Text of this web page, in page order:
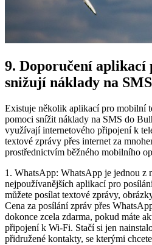
9. Doporučení aplikací
snižují náklady na
Existuje několik aplikací pro mobilní
pomoci snížit náklady na SMS do
využívají internetového připojení k
textové zprávy přes internet za
prostřednictvím běžného mobilního
1. WhatsApp: WhatsApp je jednou z
nejpoužívanějších aplikací pro
můžete posílat textové zprávy,
Cena za posílání zpráv přes
dokonce zcela zdarma, pokud máte
připojení k Wi-Fi. Stačí si jen
přidružené kontakty, se kterými